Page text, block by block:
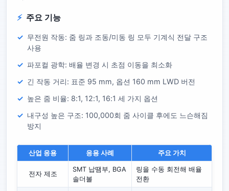
주요 기능
무전원 작동: 줌 링과 조동/미동 링 모두 기계식 전달 구조
사용
파포컬 광학: 배율 변경 시 초점 이동을 최소화
긴 작동 거리: 표준 95 mm, 옵션 160 mm LWD 버전
높은 줌 비율: 8:1, 12:1, 16:1 세 가지 옵션
내구성 높은 구조: 100,000회 줌 사이클 후에도 느슨해짐
방지
산업 응용 응용 사례 주요 가치
전자 제조
SMT 납땜부, BGA
솔더볼
링을 수동 회전해 배율
전환